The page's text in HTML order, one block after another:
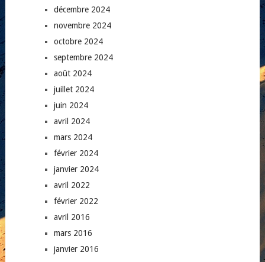
décembre 2024
novembre 2024
octobre 2024
septembre 2024
août 2024
juillet 2024
juin 2024
avril 2024
mars 2024
février 2024
janvier 2024
avril 2022
février 2022
avril 2016
mars 2016
janvier 2016